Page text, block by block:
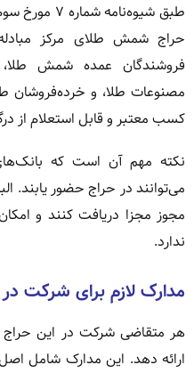
حراج شمش طلای مرکز
فروشندگان عمده شمش طلا،
مصنوعات طلا، و خرده‌فروشان
کسب معتبر و قابل استعلام از
نکته مهم آن است که
می‌توانند در حراج حضور یابند.
مجوز مجزا دریافت کنند و
ندارد.
مدارک لازم برای شرکت
هر متقاضی شرکت در این حراج
ارائه دهد. این مدارک شامل